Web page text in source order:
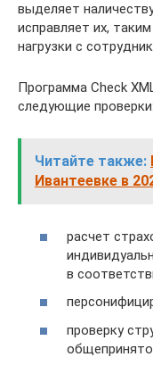
выделяет
исправляет их,
нагрузки с
Программа Check
следующие проверки:
Читайте также:
Ивантеевке в
расчет
в
проверку